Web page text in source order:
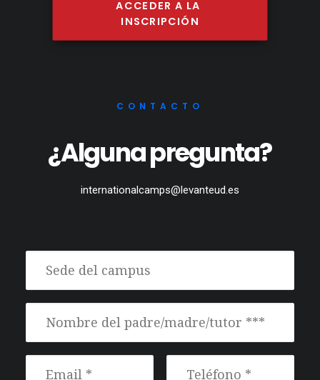
ACCEDER A LA
INSCRIPCIÓN
CONTACTO
¿Alguna pregunta?
internationalcamps@levanteud.es